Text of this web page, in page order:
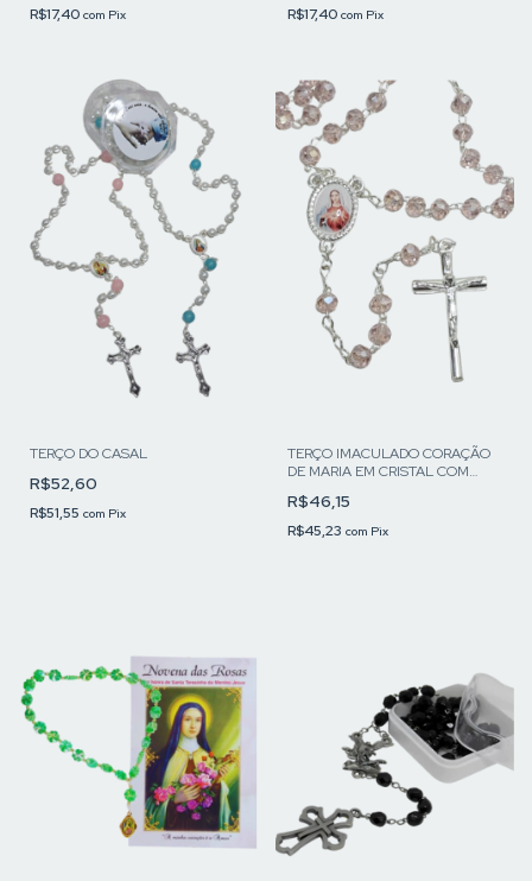
R$17,40 com Pix R$17,40 com Pix
TERÇO DO CASAL
R$52,60
R$51,55 com Pix
TERÇO IMACULADO CORAÇÃO
DE MARIA EM CRISTAL COM
R$46,15
R$45,23 com Pix